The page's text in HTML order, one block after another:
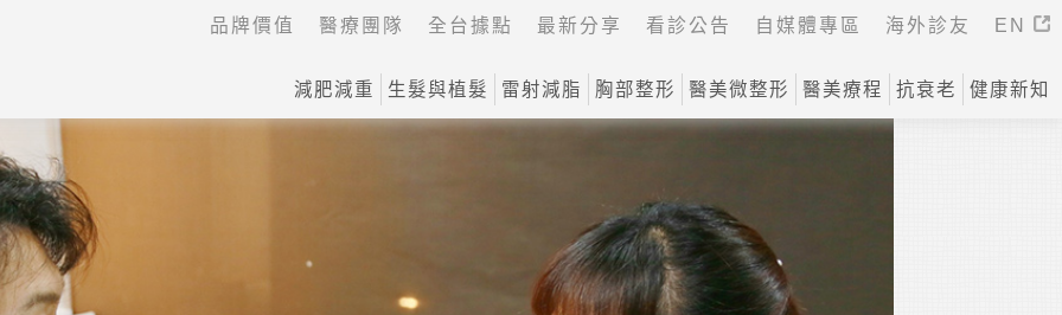
品牌價值 醫療團隊 全台據點 最新分享 看診公告 自媒體專區 海外診友 EN
減肥減重 生髮與植髮 雷射減脂 胸部整形 醫美微整形 醫美療程 抗衰老 健康新知